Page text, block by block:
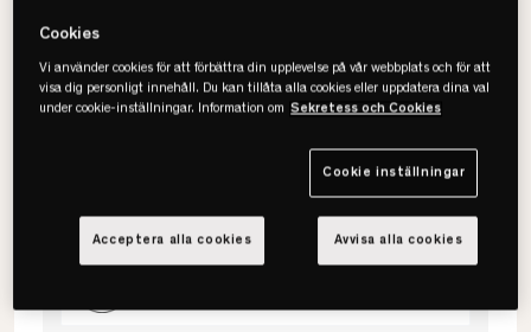
Mattsons Beds
Rise Limited Edition
Välj storlek
Cookies
Vi använder cookies för att förbättra din upplevelse på vår webbplats och för att
visa dig personligt innehåll. Du kan tillåta alla cookies eller uppdatera dina val
under cookie-inställningar. Information om Sekretess och Cookies
Cookie inställningar
Avvisa alla cookies
Acceptera alla cookies